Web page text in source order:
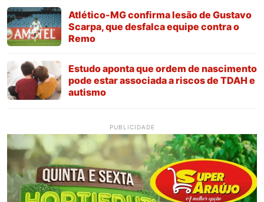
Atlético-MG confirma lesão de Gustavo
Scarpa, que desfalca equipe contra o
Remo
Estudo aponta que ordem de nascimento
pode estar associada a riscos de TDAH e
autismo
PUBLICIDADE